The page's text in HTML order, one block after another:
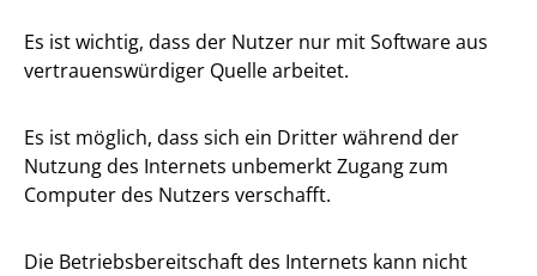
Es ist wichtig, dass der Nutzer nur mit Software aus
vertrauenswürdiger Quelle arbeitet.
Es ist möglich, dass sich ein Dritter während der
Nutzung des Internets unbemerkt Zugang zum
Computer des Nutzers verschafft.
Die Betriebsbereitschaft des Internets kann nicht